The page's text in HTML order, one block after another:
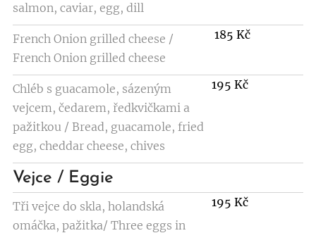
salmon, caviar, egg, dill
French Onion grilled cheese /
French Onion grilled cheese
185 Kč
Chléb s guacamole, sázeným
vejcem, čedarem, ředkvičkami a
pažitkou / Bread, guacamole, fried
egg, cheddar cheese, chives
195 Kč
Vejce / Eggie
Tři vejce do skla, holandská
omáčka, pažitka/ Three eggs in
195 Kč